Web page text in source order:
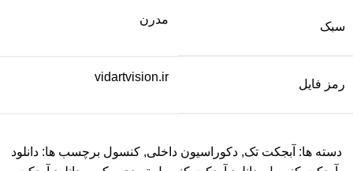
سبک
مدرن
رمز فایل
vidartvision.ir
دسته ها: آبجکت تک, دکوراسیون داخلی, کنسول برچسب ها: دانلود